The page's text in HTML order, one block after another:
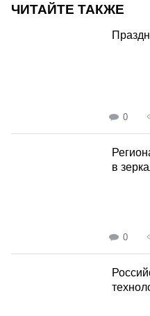
ЧИТАЙТЕ ТАКЖЕ
0
в
0